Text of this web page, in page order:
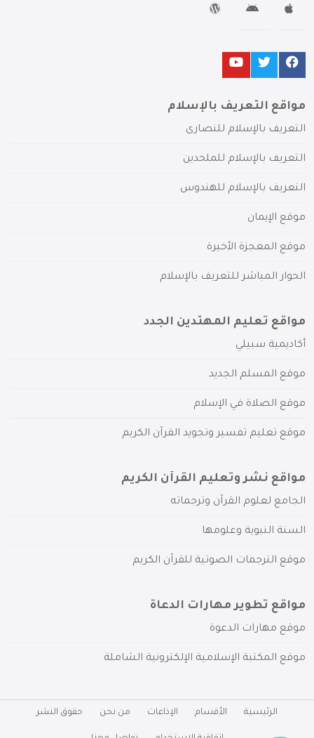
مواقع التعريف بالإسلام
التعريف بالإسلام للنصارى
التعريف بالإسلام للملحدين
التعريف بالإسلام للهندوس
موقع الإيمان
موقع المعجزة الأخيرة
الحوار المباشر للتعريف بالإسلام
مواقع تعليم المهتدين الجدد
أكاديمية سبيلي
موقع المسلم الجديد
موقع الصلاة في الإسلام
موقع تعليم تفسير وتجويد القرآن الكريم
مواقع نشر وتعليم القرآن الكريم
الجامع لعلوم القرآن وترجماته
السنة النبوية وعلومها
موقع الترجمات الصوتية للقرآن الكريم
مواقع تطوير مهارات الدعاة
موقع مهارات الدعوة
موقع المكتبة الإسلامية الإلكترونية الشاملة
الرئيسية الأقسام الإذاعات من نحن حقوق النشر